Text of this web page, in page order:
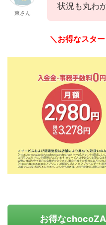
東さん
状況も丸わ
＼お得なスタ
お得な